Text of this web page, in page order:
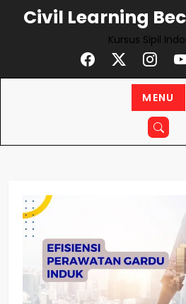
Civil Learning
Kursus Sipil
MENU